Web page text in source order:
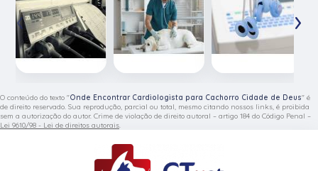
‹ ›
O conteúdo do texto "Onde Encontrar Cardiologista para Cachorro Cidade de Deus" é
de direito reservado. Sua reprodução, parcial ou total, mesmo citando nossos links, é proibida
sem a autorização do autor. Crime de violação de direito autoral – artigo 184 do Código Penal –
Lei 9610/98 - Lei de direitos autorais.